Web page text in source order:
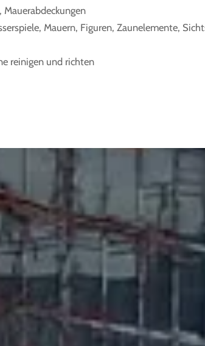
Mauern, Figuren, Zaunelemente,
reinigen und richten